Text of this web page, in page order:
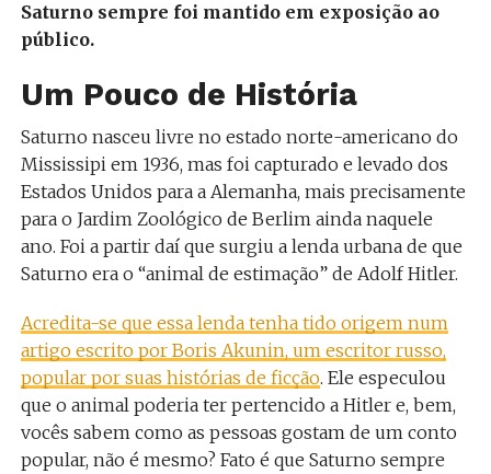
Saturno sempre foi mantido em exposição ao
público.
Um Pouco de História
Saturno nasceu livre no estado norte-americano do
Mississipi em 1936, mas foi capturado e levado dos
Estados Unidos para a Alemanha, mais precisamente
para o Jardim Zoológico de Berlim ainda naquele
ano. Foi a partir daí que surgiu a lenda urbana de que
Saturno era o “animal de estimação” de Adolf Hitler.
Acredita-se que essa lenda tenha tido origem num
artigo escrito por Boris Akunin, um escritor russo,
popular por suas histórias de ficção. Ele especulou
que o animal poderia ter pertencido a Hitler e, bem,
vocês sabem como as pessoas gostam de um conto
popular, não é mesmo? Fato é que Saturno sempre